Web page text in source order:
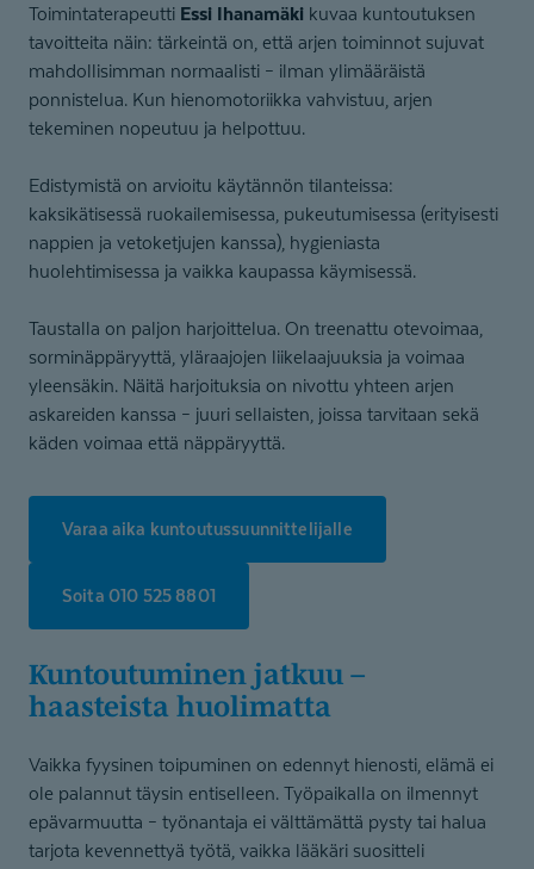
Toimintaterapeutti Essi Ihanamäki kuvaa kuntoutuksen
tavoitteita näin: tärkeintä on, että arjen toiminnot sujuvat
mahdollisimman normaalisti – ilman ylimääräistä
ponnistelua. Kun hienomotoriikka vahvistuu, arjen
tekeminen nopeutuu ja helpottuu.
Edistymistä on arvioitu käytännön tilanteissa:
kaksikätisessä ruokailemisessa, pukeutumisessa (erityisesti
nappien ja vetoketjujen kanssa), hygieniasta
huolehtimisessa ja vaikka kaupassa käymisessä.
Taustalla on paljon harjoittelua. On treenattu otevoimaa,
sorminäppäryyttä, yläraajojen liikelaajuuksia ja voimaa
yleensäkin. Näitä harjoituksia on nivottu yhteen arjen
askareiden kanssa – juuri sellaisten, joissa tarvitaan sekä
käden voimaa että näppäryyttä.
Varaa aika kuntoutussuunnittelijalle
Soita 010 525 8801
Kuntoutuminen jatkuu –
haasteista huolimatta
Vaikka fyysinen toipuminen on edennyt hienosti, elämä ei
ole palannut täysin entiselleen. Työpaikalla on ilmennyt
epävarmuutta – työnantaja ei välttämättä pysty tai halua
tarjota kevennettyä työtä, vaikka lääkäri suositteli